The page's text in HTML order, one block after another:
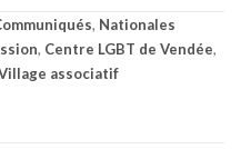
, Nationales
, Centre LGBT de Vendée,
associatif